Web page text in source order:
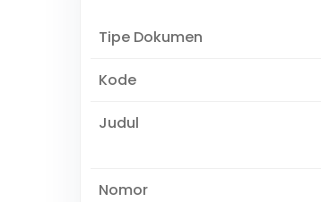
Tipe Dokumen
Kode
Judul
Nomor